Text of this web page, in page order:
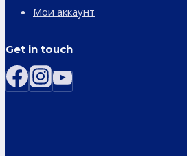
Мои аккаунт
Get in touch